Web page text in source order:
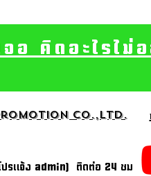
จอ คิดอะไรไ
CO.,Ltd.
ปรแจ้ง admin) ติดต่อ 24 ชม